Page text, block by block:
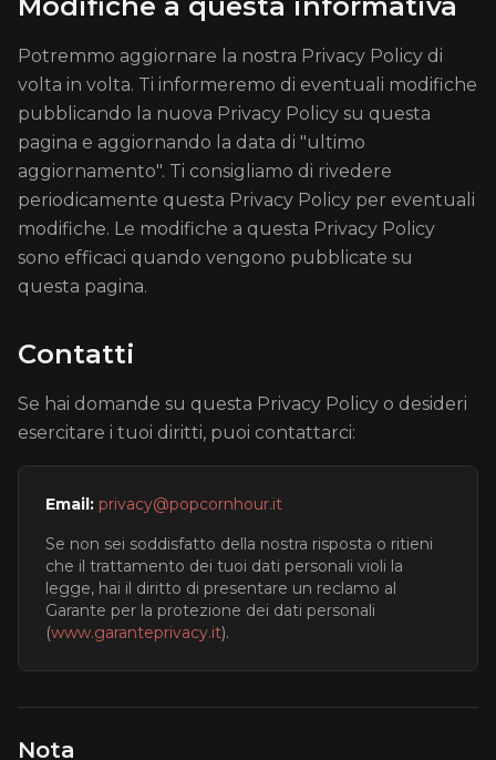
Potremmo aggiornare la nostra Privacy Policy di
volta in volta. Ti informeremo di eventuali modifiche
pubblicando la nuova Privacy Policy su questa
pagina e aggiornando la data di "ultimo
aggiornamento". Ti consigliamo di rivedere
periodicamente questa Privacy Policy per eventuali
modifiche. Le modifiche a questa Privacy Policy
sono efficaci quando vengono pubblicate su
questa pagina.
Contatti
Se hai domande su questa Privacy Policy o desideri
esercitare i tuoi diritti, puoi contattarci:
Email: privacy@popcornhour.it
Se non sei soddisfatto della nostra risposta o ritieni
che il trattamento dei tuoi dati personali violi la
legge, hai il diritto di presentare un reclamo al
Garante per la protezione dei dati personali
(www.garanteprivacy.it).
Nota